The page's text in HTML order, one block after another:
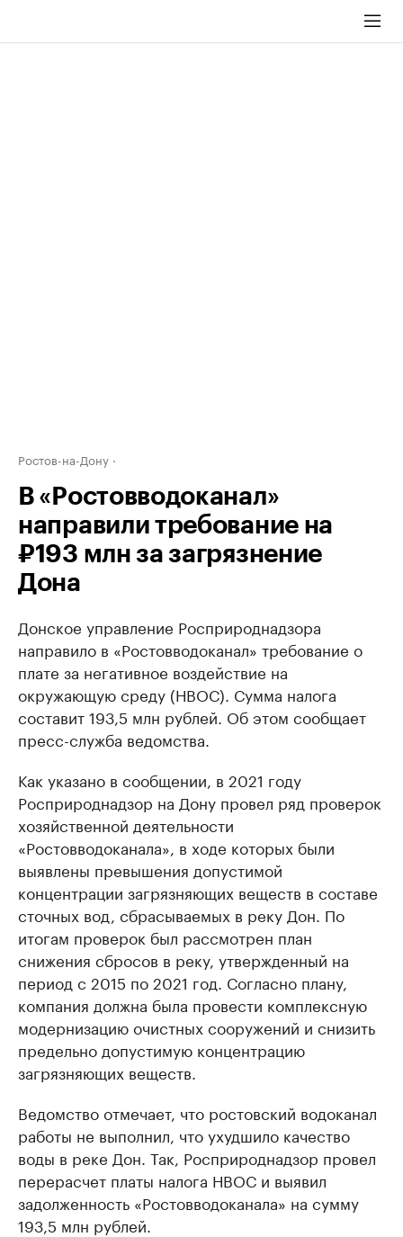
Ростов-на-Дону
В «Ростовводоканал»
направили требование на
₽193 млн за загрязнение
Дона
Донское управление Росприроднадзора
направило в «Ростовводоканал» требование о
плате за негативное воздействие на
окружающую среду (НВОС). Сумма налога
составит 193,5 млн рублей. Об этом сообщает
пресс-служба ведомства.
Как указано в сообщении, в 2021 году
Росприроднадзор на Дону провел ряд проверок
хозяйственной деятельности
«Ростовводоканала», в ходе которых были
выявлены превышения допустимой
концентрации загрязняющих веществ в составе
сточных вод, сбрасываемых в реку Дон. По
итогам проверок был рассмотрен план
снижения сбросов в реку, утвержденный на
период с 2015 по 2021 год. Согласно плану,
компания должна была провести комплексную
модернизацию очистных сооружений и снизить
предельно допустимую концентрацию
загрязняющих веществ.
Ведомство отмечает, что ростовский водоканал
работы не выполнил, что ухудшило качество
воды в реке Дон. Так, Росприроднадзор провел
перерасчет платы налога НВОС и выявил
задолженность «Ростовводоканала» на сумму
193,5 млн рублей.